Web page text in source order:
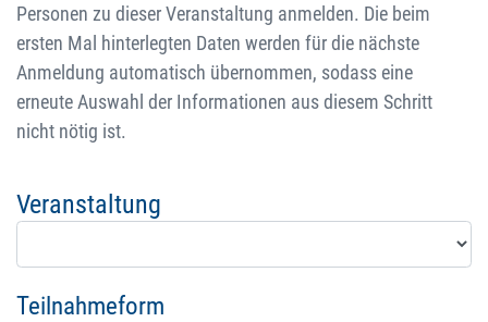
Personen zu dieser Veranstaltung anmelden. Die beim
ersten Mal hinterlegten Daten werden für die nächste
Anmeldung automatisch übernommen, sodass eine
erneute Auswahl der Informationen aus diesem Schritt
nicht nötig ist.
Veranstaltung
Teilnahmeform